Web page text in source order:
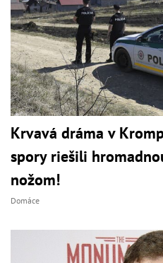
Krvavá dráma v
spory riešili
nožom!
Domáce